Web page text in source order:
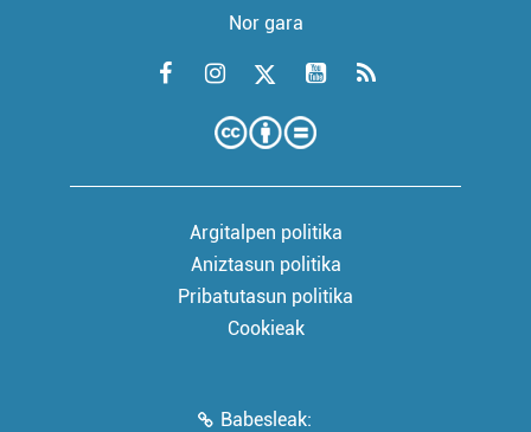
Nor gara
Argitalpen politika
Aniztasun politika
Pribatutasun politika
Cookieak
Babesleak: